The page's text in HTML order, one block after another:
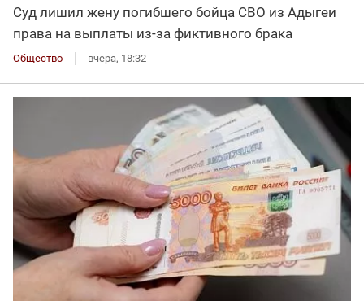
Суд лишил жену погибшего бойца СВО из Адыгеи
права на выплаты из-за фиктивного брака
Общество вчера, 18:32